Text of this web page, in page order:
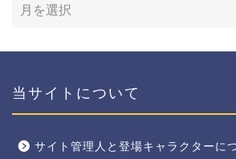
当サイトについて
サイト管理人と登場キャラクターに